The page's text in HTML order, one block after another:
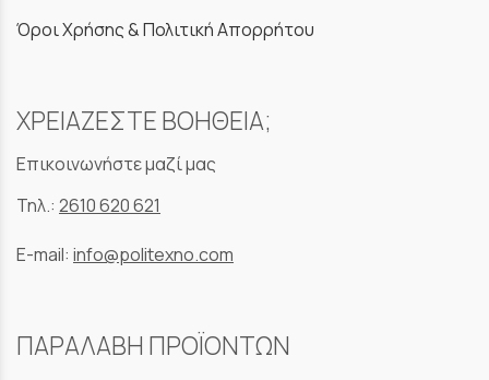
Όροι Χρήσης & Πολιτική Απορρήτου
ΧΡΕΙΑΖΕΣΤΕ ΒΟΗΘΕΙΑ;
Επικοινωνήστε μαζί μας
Τηλ.: 2610 620 621
E-mail: info@politexno.com
ΠΑΡΑΛΑΒΗ ΠΡΟΪΟΝΤΩΝ